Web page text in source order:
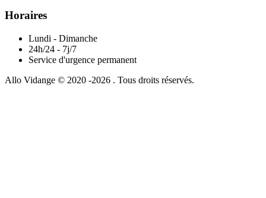
Horaires
Lundi - Dimanche
24h/24 - 7j/7
Service d'urgence permanent
Allo Vidange © 2020 -2026 . Tous droits réservés.